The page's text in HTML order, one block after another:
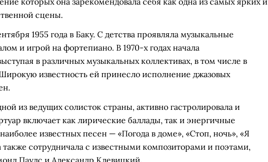
сцены.
1955 года в Баку. С детства проявляла музыкальные
и игрой на фортепиано. В 1970-х годах начала
в различных музыкальных коллективах, в том числе в
известность ей принесло исполнение джазовых
из ведущих солисток страны, активно гастролировала и
включает как лирические баллады, так и энергичные
известных песен — «Погода в доме», «Стоп, ночь», «Я
сотрудничала с известными композиторами и поэтами,
Паулс и Александр Клевицкий.